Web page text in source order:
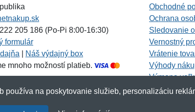
205 186 (Po-Pi 8:00-16:30)
formulár
Náš výdajný box
mnoho možností platieb.
Obchodné
Ochrana
Sledovanie
Vernostný
Vrátenie
Výhody
Výmena
Viac
používa na poskytovanie služieb, personalizáciu